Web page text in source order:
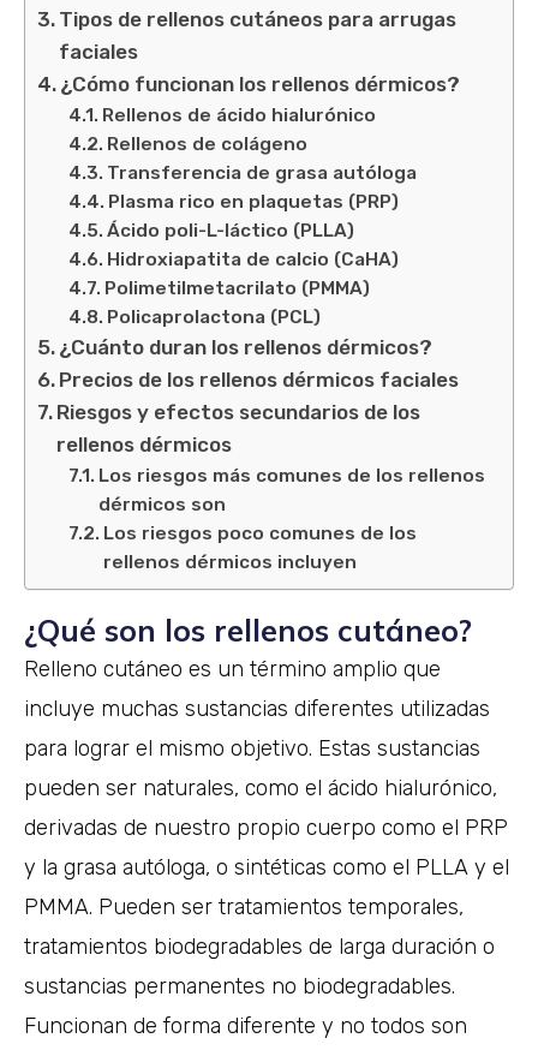
Tipos de rellenos cutáneos para arrugas
faciales
¿Cómo funcionan los rellenos dérmicos?
Rellenos de ácido hialurónico
Rellenos de colágeno
Transferencia de grasa autóloga
Plasma rico en plaquetas (PRP)
Ácido poli-L-láctico (PLLA)
Hidroxiapatita de calcio (CaHA)
Polimetilmetacrilato (PMMA)
Policaprolactona (PCL)
¿Cuánto duran los rellenos dérmicos?
Precios de los rellenos dérmicos faciales
Riesgos y efectos secundarios de los
rellenos dérmicos
Los riesgos más comunes de los rellenos
dérmicos son
Los riesgos poco comunes de los
rellenos dérmicos incluyen
¿Qué son los rellenos cutáneo?
Relleno cutáneo es un término amplio que
incluye muchas sustancias diferentes utilizadas
para lograr el mismo objetivo. Estas sustancias
pueden ser naturales, como el ácido hialurónico,
derivadas de nuestro propio cuerpo como el PRP
y la grasa autóloga, o sintéticas como el PLLA y el
PMMA. Pueden ser tratamientos temporales,
tratamientos biodegradables de larga duración o
sustancias permanentes no biodegradables.
Funcionan de forma diferente y no todos son